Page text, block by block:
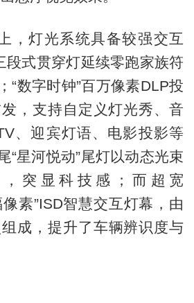
，灯光系统具备较强交互
段式贯穿灯延续零跑家族符
“数字时钟”百万像素DLP投
，支持自定义灯光秀、音
、迎宾灯语、电影投影等
“星河悦动”尾灯以动态光束
突显科技感；而超宽
素”ISD智慧交互灯幕，由
成，提升了车辆辨识度与